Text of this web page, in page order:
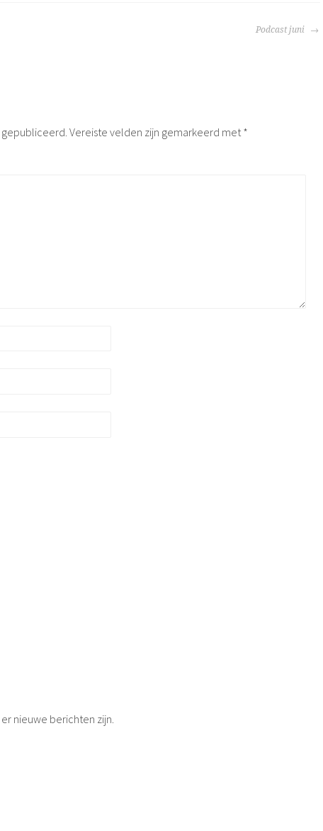
Podcast juni
Vereiste velden zijn gemarkeerd met *
nieuwe berichten zijn.